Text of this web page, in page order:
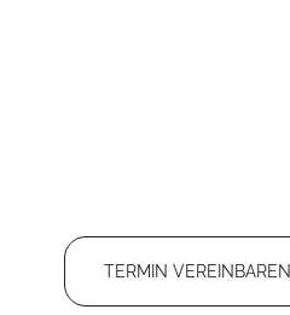
TERMIN VEREINBAREN